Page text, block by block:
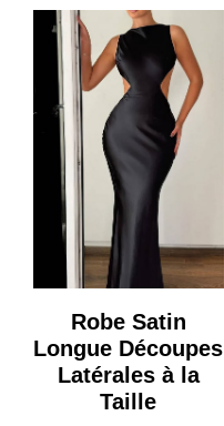
Robe Satin
Longue Découpes
Latérales à la
Taille